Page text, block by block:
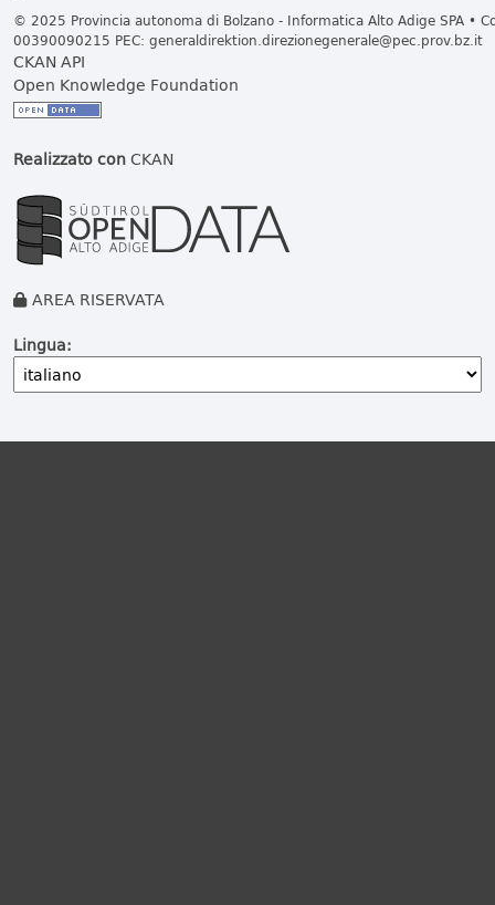
© 2025 Provincia autonoma di Bolzano - Informatica Alto Adige SPA •
00390090215 PEC: generaldirektion.direzionegenerale@pec.prov.bz.it
CKAN API
Open Knowledge Foundation
Realizzato conCKAN
AREA RISERVATA
Lingua